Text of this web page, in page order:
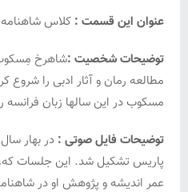
عنوان این قسمت : کلاس
توضیحات شخصیت :
مسکوب در این سالها زبان فرانسه
توضیحات فایل صوتی :
عمر اندیشه و پژوهش او در